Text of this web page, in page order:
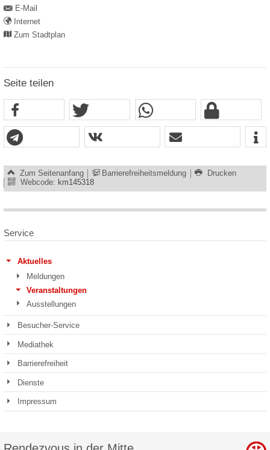
E-Mail
Internet
Zum Stadtplan
Seite teilen
Zum Seitenanfang Barrierefreiheitsmeldung
Drucken
Webcode: km145318
Service
Aktuelles
Meldungen
Veranstaltungen
Ausstellungen
Besucher-Service
Mediathek
Barrierefreiheit
Dienste
Impressum